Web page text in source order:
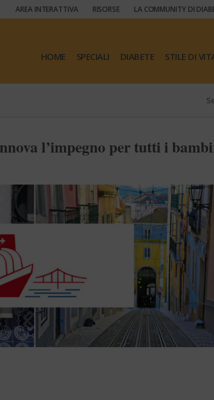
AREA INTERATTIVA RISORSE LA COMMUNITY DI
HOME SPECIALI DIABETE STILE DI
l’impegno per tutti i